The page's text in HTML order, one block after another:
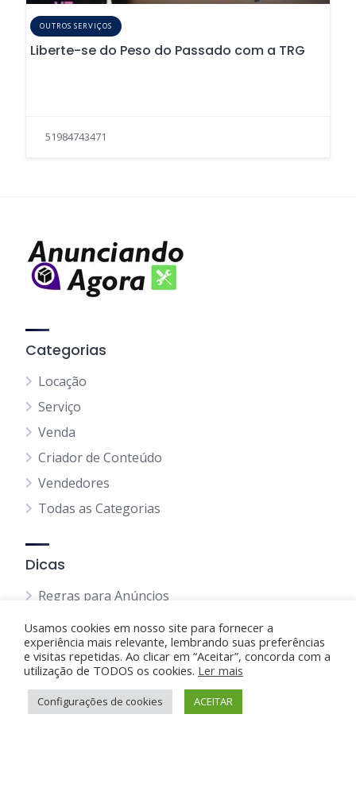
OUTROS SERVIÇOS
Liberte-se do Peso do Passado com a TRG
51984743471
Categorias
Locação
Serviço
Venda
Criador de Conteúdo
Vendedores
Todas as Categorias
Dicas
Regras para Anúncios
Termos do envio
Política Privacidade
Política de Cookie
Blog
Usamos cookies em nosso site para fornecer a
experiência mais relevante, lembrando suas preferências
e visitas repetidas. Ao clicar em “Aceitar”, concorda com a
utilização de TODOS os cookies. Ler mais
Configurações de cookies ACEITAR